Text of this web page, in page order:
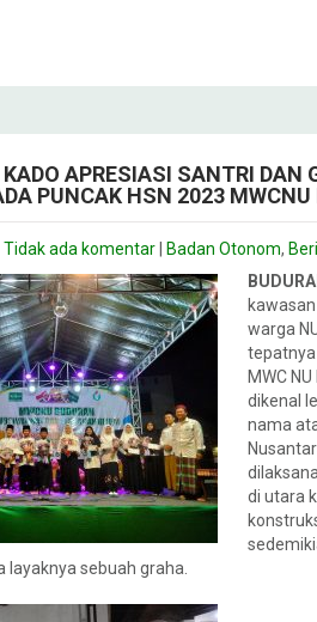
APRESIASI SANTRI DAN
PUNCAK HSN 2023 MWCNU
Tidak ada komentar Badan Otonom,
warga
MWC
dikenal
nama
di utara
sebuah graha.